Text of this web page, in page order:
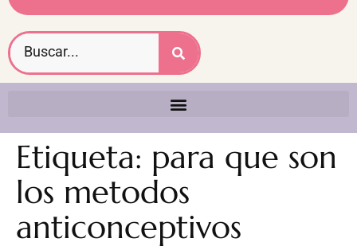
Etiqueta: para que son
los metodos
anticonceptivos